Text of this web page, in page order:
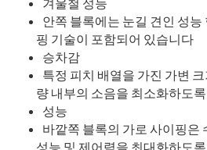
겨울철 성능
안쪽 블록에는 눈길 견인 성
핑 기술이 포함되어 있습니다
승차감
특정 피치 배열을 가진 가변
량 내부의 소음을 최소화하도
성능
바깥쪽 블록의 가로 사이핑은